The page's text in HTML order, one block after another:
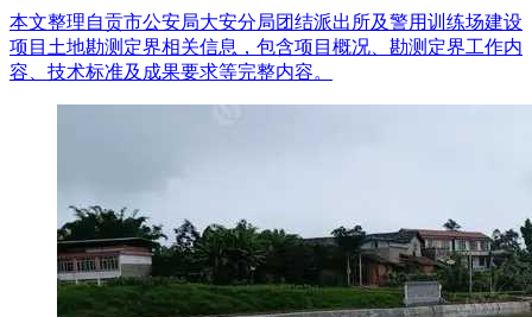
本文整理自贡市公安局大安分局团结派出所及警用训练场建设
项目土地勘测定界相关信息，包含项目概况、勘测定界工作内
容、技术标准及成果要求等完整内容。